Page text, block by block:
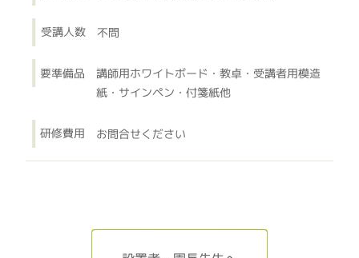
受講人数 不問
要準備品 講師用ホワイトボード・教卓・受講者用模造
紙・サインペン・付箋紙他
研修費用 お問合せください